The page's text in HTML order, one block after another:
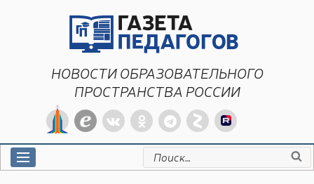
НОВОСТИ ОБРАЗОВАТЕЛЬНОГО
ПРОСТРАНСТВА РОССИИ
Искать: